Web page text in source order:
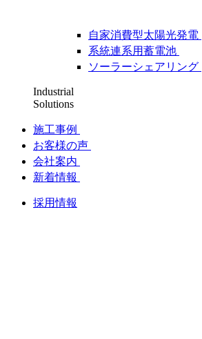
自家消費型太陽光発電
系統連系用蓄電池
ソーラーシェアリング
Industrial
Solutions
施工事例
お客様の声
会社案内
新着情報
採用情報